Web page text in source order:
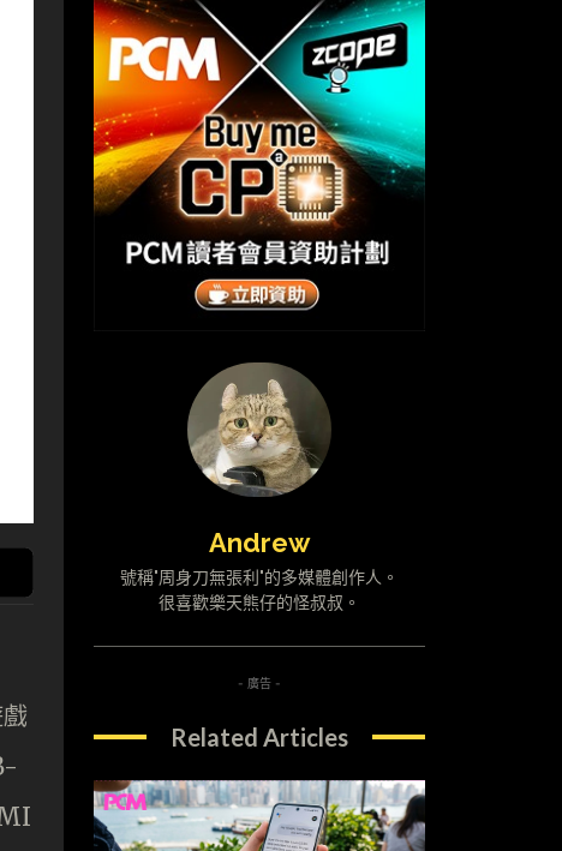
Andrew
號稱"周身刀無張利"的多媒體創作人。
很喜歡樂天熊仔的怪叔叔。
- 廣告 -
Related Articles